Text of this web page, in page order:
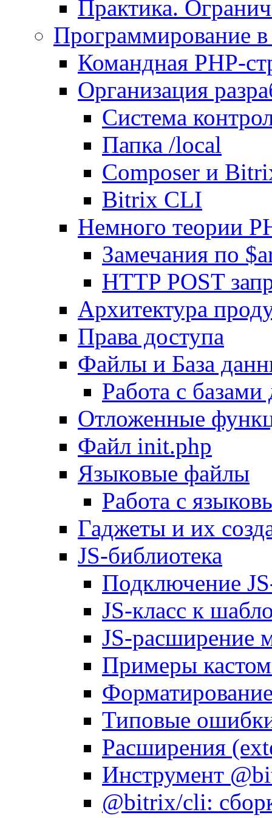
Практика.
Программирование
Командная PHP-
Организация
Система
Папка /local
Composer и
Bitrix CLI
Немного теории
Замечания по
HTTP POST
Архитектура
Права доступа
Файлы и База
Работа с
Отложенные
Файл init.php
Языковые файлы
Работа с
Гаджеты и их
JS-библиотека
Подключение
JS-класс к
JS-расширение
Примеры
Типовые
Расширения
Инструмент
@bitrix/cli: